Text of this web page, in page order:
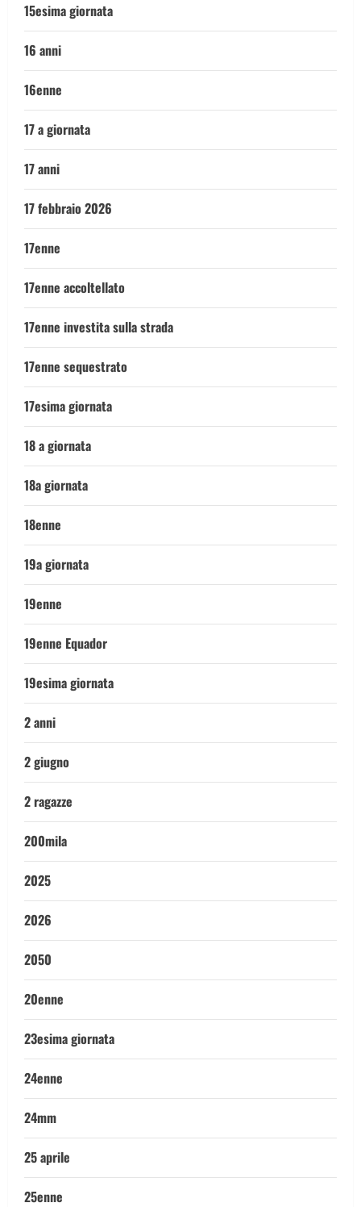
15esima giornata
16 anni
16enne
17 a giornata
17 anni
17 febbraio 2026
17enne
17enne accoltellato
17enne investita sulla strada
17enne sequestrato
17esima giornata
18 a giornata
18a giornata
18enne
19a giornata
19enne
19enne Equador
19esima giornata
2 anni
2 giugno
2 ragazze
200mila
2025
2026
2050
20enne
23esima giornata
24enne
24mm
25 aprile
25enne